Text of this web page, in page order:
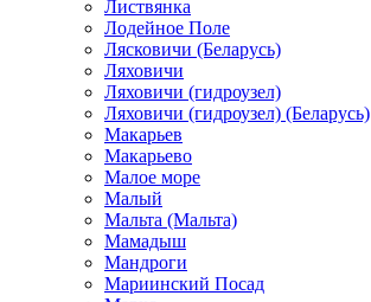
Листвянка
Лодейное Поле
Лясковичи (Беларусь)
Ляховичи
Ляховичи (гидроузел)
Ляховичи (гидроузел) (Беларусь)
Макарьев
Макарьево
Малое море
Малый
Мальта (Мальта)
Мамадыш
Мандроги
Мариинский Посад